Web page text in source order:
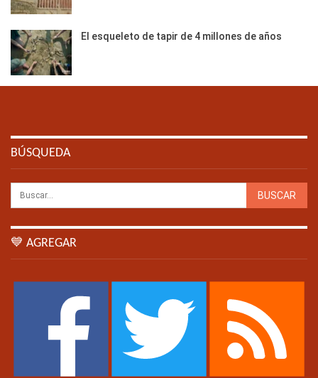
El esqueleto de tapir de 4 millones de años
BÚSQUEDA
💙 AGREGAR